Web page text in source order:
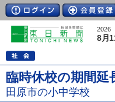
2026
8月
臨時休校の期間延
田原市の小中学校